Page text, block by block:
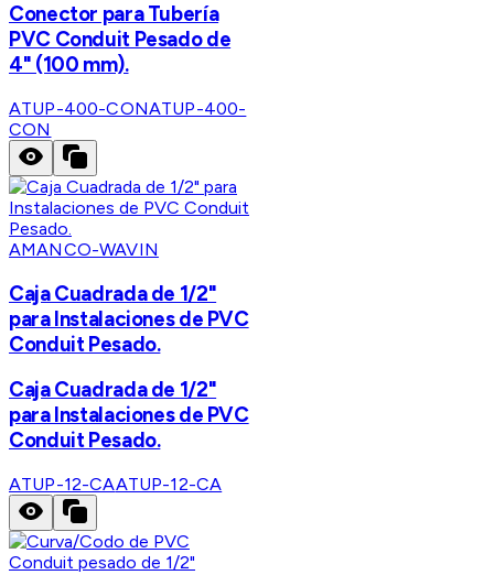
Conector para Tubería
PVC Conduit Pesado de
4" (100 mm).
ATUP-400-CONATUP-400-
CON
AMANCO-WAVIN
Caja Cuadrada de 1/2"
para Instalaciones de PVC
Conduit Pesado.
Caja Cuadrada de 1/2"
para Instalaciones de PVC
Conduit Pesado.
ATUP-12-CAATUP-12-CA